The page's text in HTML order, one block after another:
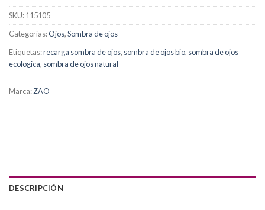
SKU:115105
Categorías:Ojos,Sombra de ojos
Etiquetas:recarga sombra de ojos, sombra de ojos bio, sombra de ojos
ecologica, sombra de ojos natural
Marca:ZAO
DESCRIPCIÓN